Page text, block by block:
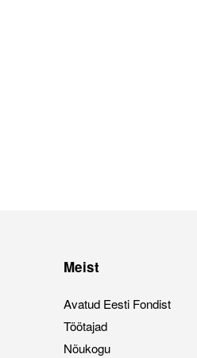
Meist
Avatud Eesti Fondist
Töötajad
Nõukogu